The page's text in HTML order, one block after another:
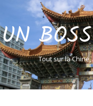
UN
Tout sur la